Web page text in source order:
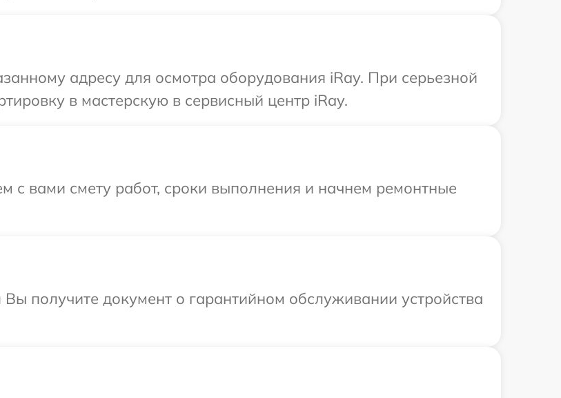
адресу для осмотра оборудования iRay. При серьезной
в мастерскую в сервисный центр iRay.
с вами смету работ, сроки выполнения и начнем ремонтные
получите документ о гарантийном обслуживании устройства